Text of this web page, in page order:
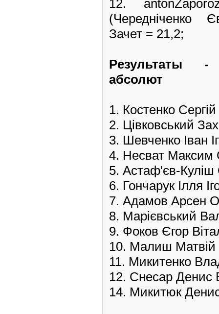
12.
(Чередніченко
Зачет = 21,2;
Pезультаты
абсолют
1. Костенко
2. Цівковський
3. Шевченко Іван
4. Несват Максим
5. Астаф'єв-Куліш
6. Гончарук Ілля
7. Адамов Арсен
8. Марієвський
9. Фоков Єгор
10. Малиш Матвій
11. Микитенко
12. Снесар Денис
14. Микитюк